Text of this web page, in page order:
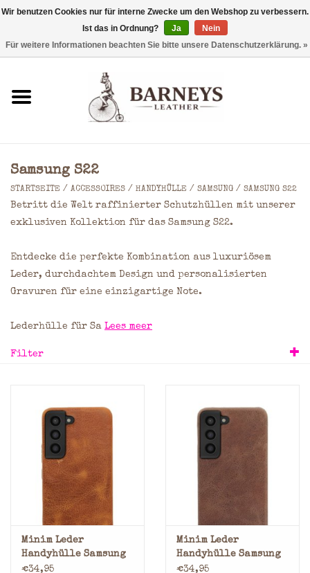
0 Artikel - €0,00
Geldbörse
Rucksäcke
Schultertaschen
Taschen
Samsung S22
STARTSEITE / ACCESSOIRES / HANDYHÜLLE / SAMSUNG / SAMSUNG S22
Betritt die Welt raffinierter Schutzhüllen mit unserer
exklusiven Kollektion für das Samsung S22.
Entdecke die perfekte Kombination aus luxuriösem
Leder, durchdachtem Design und personalisierten
Gravuren für eine einzigartige Note.
Lederhülle für Sa Lees meer
Filter
Minim Leder
Handyhülle Samsung
S22 Back Cover Cognac
€34,95
Minim Leder
Handyhülle Samsung
S22 Back Cover Braun
€34,95
Wir benutzen Cookies nur für interne Zwecke um den Webshop zu verbessern.
Ist das in Ordnung?
Ja
Nein
Für weitere Informationen beachten Sie bitte unsere Datenschutzerklärung. »